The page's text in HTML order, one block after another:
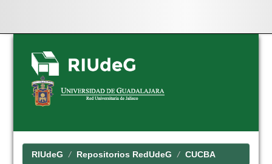
Skip
navigation
RIUdeG Repositorios RedUdeG CUCBA